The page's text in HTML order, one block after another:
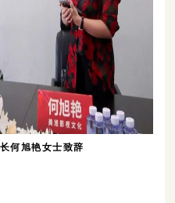
何旭艳女士致辞